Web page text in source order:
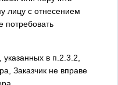
лицу с отнесением
потребовать
в п.2.3.2,
Заказчик не вправе